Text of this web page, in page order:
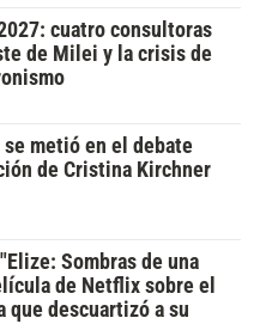
cuatro consultoras
de Milei y la crisis de
metió en el debate
de Cristina Kirchner
Sombras de una
de Netflix sobre el
que descuartizó a su